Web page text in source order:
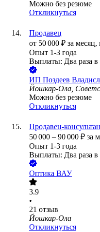
Можно без резюме
Откликнуться
Продавец
от 50 000 ₽ за месяц,
Опыт 1-3 года
Выплаты: Два раза в
ИП Поздеев
Йошкар-Ола,
Можно без резюме
Откликнуться
Продавец-
50 000 – 90 000 ₽ за
Опыт 1-3 года
Выплаты: Два раза в
Оптика ВАУ
3.9
•
21 отзыв
Йошкар-Ола
Откликнуться